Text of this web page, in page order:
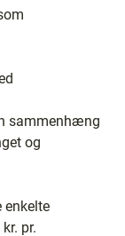
sammenhæng
og
enkelte
pr.